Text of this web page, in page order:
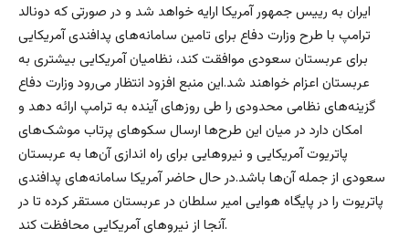
ایران به رییس جمهور آمریکا ارایه خواهد شد و در صورتی که دونالد
ترامپ با طرح وزارت دفاع برای تامین سامانه‌های پدافندی آمریکایی
برای عربستان سعودی موافقت کند، نظامیان آمریکایی بیشتری به
عربستان اعزام خواهند شد.این منبع افزود انتظار می‌رود وزارت دفاع
گزینه‌های نظامی محدودی را طی روز‌های آینده به ترامپ ارائه دهد و
امکان دارد در میان این طرح‌ها ارسال سکو‌های پرتاب موشک‌های
پاتریوت آمریکایی و نیرو‌هایی برای راه اندازی آن‌ها به عربستان
سعودی از جمله آن‌ها باشد.در حال حاضر آمریکا سامانه‌های پدافندی
پاتریوت را در پایگاه هوایی امیر سلطان در عربستان مستقر کرده تا در
آنجا از نیرو‌های آمریکایی محافظت کند.